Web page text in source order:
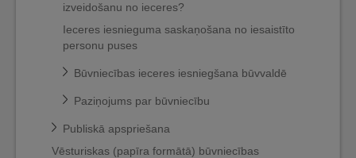
izveidošanu no ieceres?
Ieceres iesnieguma saskaņošana no iesaistīto
personu puses
Būvniecības ieceres iesniegšana būvvaldē
Paziņojums par būvniecību
Publiskā apspriešana
Vēsturiskas (papīra formātā) būvniecības